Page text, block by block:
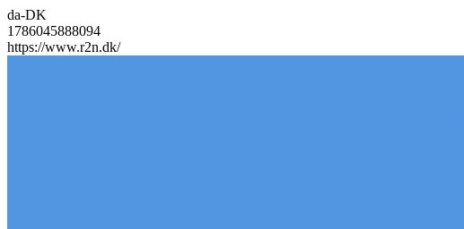
da-DK
1786045888094
https://www.r2n.dk/